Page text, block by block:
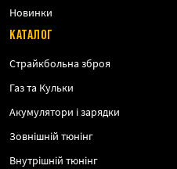
Новинки
КАТАЛОГ
Страйкбольна зброя
Газ та Кульки
Акумулятори і зарядки
Зовнішній тюнінг
Внутрішній тюнінг